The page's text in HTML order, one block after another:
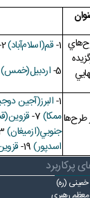
1- قم(اسلام‌آباد)2-
5- اردبيل(خمس)
طرح‌ها
1- البرز(آجين
ممکا)
جنوبي(ازميغان)
اسد‌پور)
پرکاربرد
خمینی (ره)
معظم رهبری